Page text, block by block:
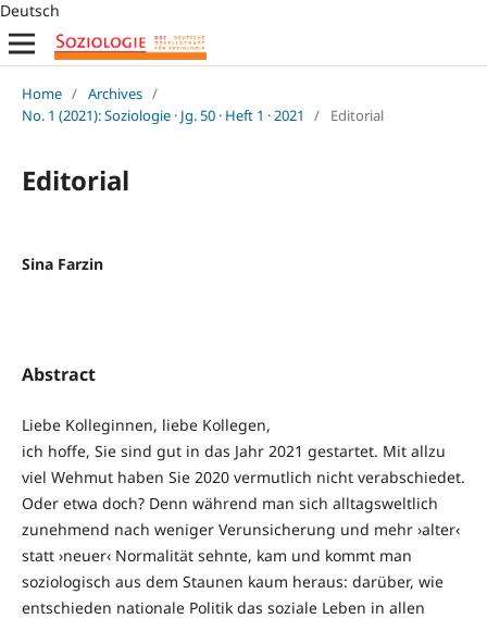
Deutsch
Home / Archives /
No. 1 (2021): Soziologie · Jg. 50 · Heft 1 · 2021
/ Editorial
Editorial
Sina Farzin
Abstract
Liebe Kolleginnen, liebe Kollegen,
ich hoffe, Sie sind gut in das Jahr 2021 gestartet. Mit allzu
viel Wehmut haben Sie 2020 vermutlich nicht verabschiedet.
Oder etwa doch? Denn während man sich alltagsweltlich
zunehmend nach weniger Verunsicherung und mehr ›alter‹
statt ›neuer‹ Normalität sehnte, kam und kommt man
soziologisch aus dem Staunen kaum heraus: darüber, wie
entschieden nationale Politik das soziale Leben in allen